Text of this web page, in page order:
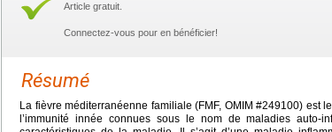
Article gratuit.
Connectez-vous pour en bénéficier!
Résumé
La fièvre méditerranéenne familiale (FMF, OMIM #249100) est
l’immunité innée connues sous le nom de maladies auto-